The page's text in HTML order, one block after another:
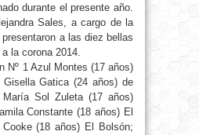
durante el presente año.
Sales, a cargo de la
a las diez bellas
la corona 2014.
Nº 1 Azul Montes (17 años)
Gatica (24 años) de
Sol Zuleta (17 años)
Constante (18 años) El
(18 años) El Bolsón;